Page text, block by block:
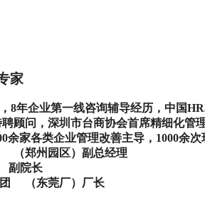
家
8年企业第一线咨询辅导经历， 中国
顾问， 深圳市台商协会首席精细化管
余家各类企业管理改善主导， 1000余次
（郑州园区）副总经理
副院长
（东莞厂）厂长